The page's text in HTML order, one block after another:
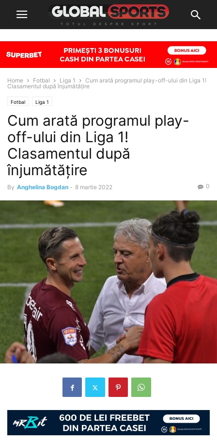
Home Fotbal Liga 1
Cum arată programul play-off-ului din Liga 1!
Clasamentul după înjumătățire
Fotbal Liga 1
Cum arată programul play-
off-ului din Liga 1!
Clasamentul după
înjumătățire
By Anghelina Bogdan - 8 martie 2022 0